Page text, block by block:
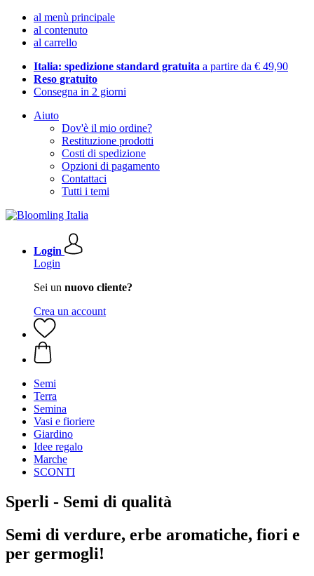
al menù principale
al contenuto
al carrello
Italia: spedizione standard gratuita a partire da € 49,90
Reso gratuito
Consegna in 2 giorni
Aiuto
Dov'è il mio ordine?
Restituzione prodotti
Costi di spedizione
Opzioni di pagamento
Contattaci
Tutti i temi
Login
Login
Sei un nuovo cliente?
Crea un account
Semi
Terra
Semina
Vasi e fioriere
Giardino
Idee regalo
Marche
SCONTI
Sperli - Semi di qualità
Semi di verdure, erbe aromatiche, fiori e
per germogli!